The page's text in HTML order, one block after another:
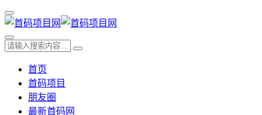
首页
首码项目
朋友圈
最新首码网